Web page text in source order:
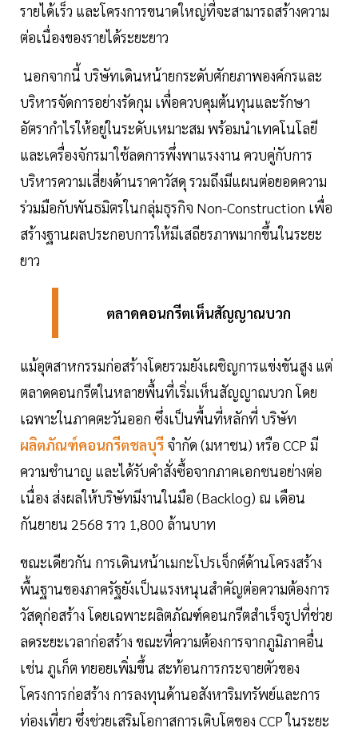
รายได้เร็ว และโครงการขนาดใหญ่ที่จะสามารถสร้างความ
ต่อเนื่องของรายได้ระยะยาว
นอกจากนี้ บริษัทเดินหน้ายกระดับศักยภาพองค์กรและ
บริหารจัดการอย่างรัดกุม เพื่อควบคุมต้นทุนและรักษา
อัตรากำไรให้อยู่ในระดับเหมาะสม พร้อมนำเทคโนโลยี
และเครื่องจักรมาใช้ลดการพึ่งพาแรงงาน ควบคู่กับการ
บริหารความเสี่ยงด้านราคาวัสดุ รวมถึงมีแผนต่อยอดความ
ร่วมมือกับพันธมิตรในกลุ่มธุรกิจ Non-Construction เพื่อ
สร้างฐานผลประกอบการให้มีเสถียรภาพมากขึ้นในระยะ
ยาว
ตลาดคอนกรีตเห็นสัญญาณบวก
แม้อุตสาหกรรมก่อสร้างโดยรวมยังเผชิญการแข่งขันสูง แต่
ตลาดคอนกรีตในหลายพื้นที่เริ่มเห็นสัญญาณบวก โดย
เฉพาะในภาคตะวันออก ซึ่งเป็นพื้นที่หลักที่ บริษัท
ผลิตภัณฑ์คอนกรีตชลบุรี จำกัด (มหาชน) หรือ CCP มี
ความชำนาญ และได้รับคำสั่งซื้อจากภาคเอกชนอย่างต่อ
เนื่อง ส่งผลให้บริษัทมีงานในมือ (Backlog) ณ เดือน
กันยายน 2568 ราว 1,800 ล้านบาท
ขณะเดียวกัน การเดินหน้าเมกะโปรเจ็กต์ด้านโครงสร้าง
พื้นฐานของภาครัฐยังเป็นแรงหนุนสำคัญต่อความต้องการ
วัสดุก่อสร้าง โดยเฉพาะผลิตภัณฑ์คอนกรีตสำเร็จรูปที่ช่วย
ลดระยะเวลาก่อสร้าง ขณะที่ความต้องการจากภูมิภาคอื่น
เช่น ภูเก็ต ทยอยเพิ่มขึ้น สะท้อนการกระจายตัวของ
โครงการก่อสร้าง การลงทุนด้านอสังหาริมทรัพย์และการ
ท่องเที่ยว ซึ่งช่วยเสริมโอกาสการเติบโตของ CCP ในระยะ